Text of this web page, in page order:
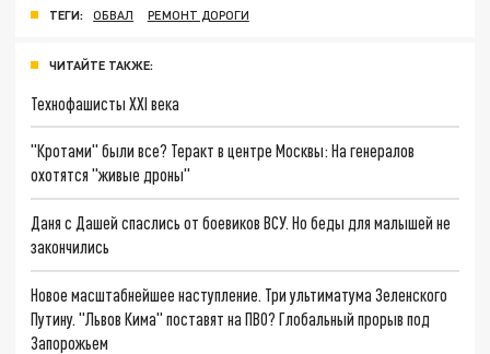
ТЕГИ: ОБВАЛ РЕМОНТ ДОРОГИ
ЧИТАЙТЕ ТАКЖЕ:
Технофашисты XXI века
"Кротами" были все? Теракт в центре Москвы: На генералов
охотятся "живые дроны"
Даня с Дашей спаслись от боевиков ВСУ. Но беды для малышей не
закончились
Новое масштабнейшее наступление. Три ультиматума Зеленского
Путину. "Львов Кима" поставят на ПВО? Глобальный прорыв под
Запорожьем